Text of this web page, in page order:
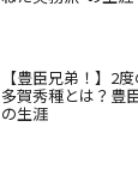
【豊臣兄弟！】2
多賀秀種とは？豊
の生涯